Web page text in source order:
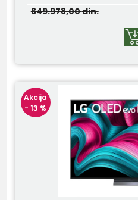
649.978,00din.
Akcija
- 13 %